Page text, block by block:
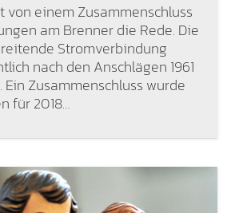
von einem Zusammenschluss
am Brenner die Rede. Die
Stromverbindung
nach den Anschlägen 1961
Zusammenschluss wurde
für 2018…